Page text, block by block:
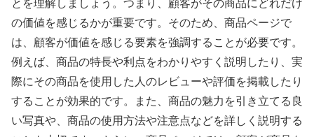
とを理解しましょう。つまり、顧客がその商品にどれだけ
の価値を感じるかが重要です。そのため、商品ページで
は、顧客が価値を感じる要素を強調することが必要です。
例えば、商品の特長や利点をわかりやすく説明したり、実
際にその商品を使用した人のレビューや評価を掲載したり
することが効果的です。また、商品の魅力を引き立てる良
い写真や、商品の使用方法や注意点などを詳しく説明する